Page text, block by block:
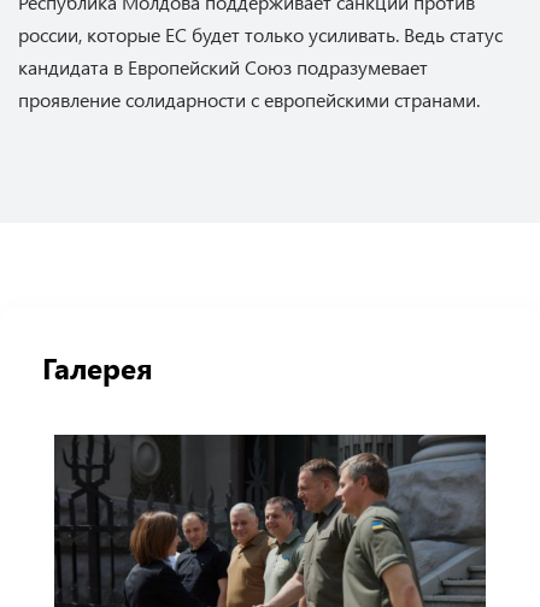
россии, которые ЕС будет только усиливать. Ведь статус
кандидата в Европейский Союз подразумевает
проявление солидарности с европейскими странами.
Галерея